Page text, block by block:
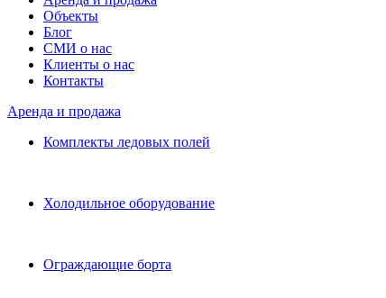
Объекты
Блог
СМИ о нас
Клиенты о нас
Контакты
Аренда и продажа
Комплекты ледовых полей
Холодильное оборудование
Ограждающие борта